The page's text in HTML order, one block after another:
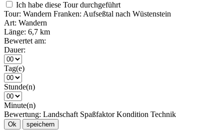
Ich habe diese Tour durchgeführt
Tour: Wandern Franken: Aufseßtal nach Wüstenstein
Art: Wandern
Länge: 6,7 km
Bewertet am:
Dauer:
Tag(e)
Stunde(n)
Minute(n)
Bewertung: Landschaft Spaßfaktor Kondition Technik
Ok speichern